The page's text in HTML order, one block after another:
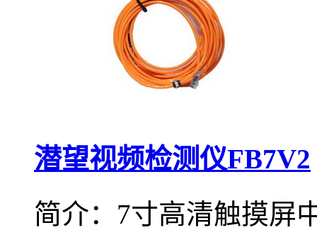
潜望视频检测仪FB7V2
简介：7寸高清触摸屏